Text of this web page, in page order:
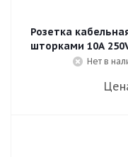
Розетка
шторками 10A
Нет в